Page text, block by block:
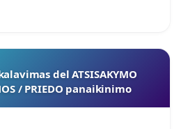
del ATSISAKYMO
/ PRIEDO panaikinimo